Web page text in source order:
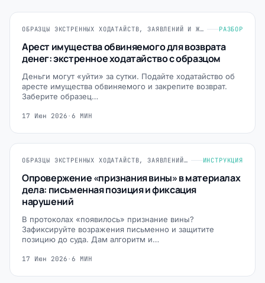
ОБРАЗЦЫ ЭКСТРЕННЫХ ХОДАТАЙСТВ, ЗАЯВЛЕНИЙ И ЖАЛОБ РАЗБОР
Арест имущества обвиняемого для возврата
денег: экстренное ходатайство с образцом
Деньги могут «уйти» за сутки. Подайте ходатайство об
аресте имущества обвиняемого и закрепите возврат.
Заберите образец…
17 Июн 2026 · 6 МИН
ОБРАЗЦЫ ЭКСТРЕННЫХ ХОДАТАЙСТВ, ЗАЯВЛЕНИЙ И ЖАЛОБ ИНСТРУКЦИЯ
Опровержение «признания вины» в материалах
дела: письменная позиция и фиксация
нарушений
В протоколах «появилось» признание вины?
Зафиксируйте возражения письменно и защитите
позицию до суда. Дам алгоритм и…
17 Июн 2026 · 6 МИН